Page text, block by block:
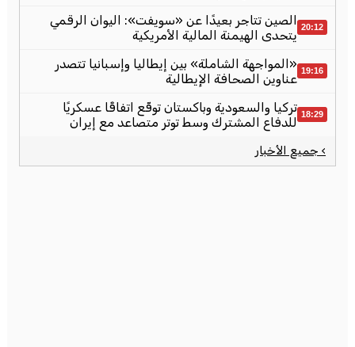
20:12 الصين تتاجر بعيدًا عن «سويفت»: اليوان الرقمي
يتحدى الهيمنة المالية الأمريكية
19:16 «المواجهة الشاملة» بين إيطاليا وإسبانيا تتصدر
عناوين الصحافة الإيطالية
18:29 تركيا والسعودية وباكستان توقّع اتفاقًا عسكريًا
للدفاع المشترك وسط توتر متصاعد مع إيران
› جميع الأخبار